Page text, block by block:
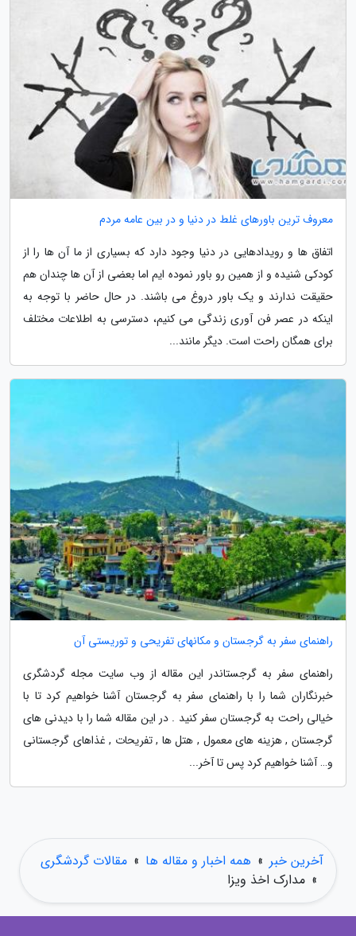
معروف ترین باورهای غلط در دنیا و در بین عامه مردم
اتفاق ها و رویدادهایی در دنیا وجود دارد که بسیاری از ما آن ها را از
کودکی شنیده و از همین رو باور نموده ایم اما بعضی از آن ها چندان هم
حقیقت ندارند و یک باور دروغ می باشند. در حال حاضر با توجه به
اینکه در عصر فن آوری زندگی می کنیم، دسترسی به اطلاعات مختلف
برای همگان راحت است. دیگر مانند...
راهنمای سفر به گرجستان و مکانهای تفریحی و توریستی آن
راهنمای سفر به گرجستاندر این مقاله از وب سایت مجله گردشگری
خبرنگاران شما را با راهنمای سفر به گرجستان آشنا خواهیم کرد تا با
خیالی راحت به گرجستان سفر کنید . در این مقاله شما را با دیدنی های
گرجستان , هزینه های معمول , هتل ها , تفریحات , غذاهای گرجستانی
و… آشنا خواهیم کرد پس تا آخر...
آخرین خبر » همه اخبار و مقاله ها » مقالات گردشگری
» مدارک اخذ ویزا